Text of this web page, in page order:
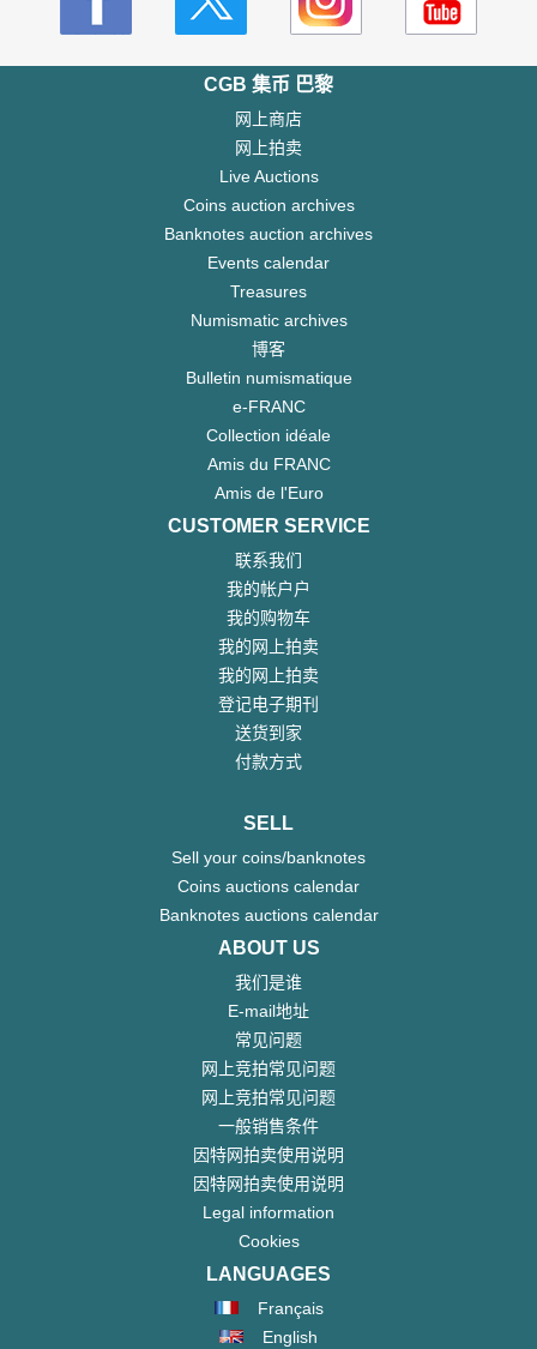
CGB 集币 巴黎
网上商店
网上拍卖
Live Auctions
Coins auction archives
Banknotes auction archives
Events calendar
Treasures
Numismatic archives
博客
Bulletin numismatique
e-FRANC
Collection idéale
Amis du FRANC
Amis de l'Euro
CUSTOMER SERVICE
联系我们
我的帐户户
我的购物车
我的网上拍卖
我的网上拍卖
登记电子期刊
送货到家
付款方式
SELL
Sell your coins/banknotes
Coins auctions calendar
Banknotes auctions calendar
ABOUT US
我们是谁
E-mail地址
常见问题
网上竞拍常见问题
网上竞拍常见问题
一般销售条件
因特网拍卖使用说明
因特网拍卖使用说明
Legal information
Cookies
LANGUAGES
Français
English